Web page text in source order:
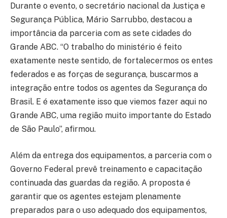
Durante o evento, o secretário nacional da Justiça e
Segurança Pública, Mário Sarrubbo, destacou a
importância da parceria com as sete cidades do
Grande ABC. “O trabalho do ministério é feito
exatamente neste sentido, de fortalecermos os entes
federados e as forças de segurança, buscarmos a
integração entre todos os agentes da Segurança do
Brasil. E é exatamente isso que viemos fazer aqui no
Grande ABC, uma região muito importante do Estado
de São Paulo”, afirmou.
Além da entrega dos equipamentos, a parceria com o
Governo Federal prevê treinamento e capacitação
continuada das guardas da região. A proposta é
garantir que os agentes estejam plenamente
preparados para o uso adequado dos equipamentos,